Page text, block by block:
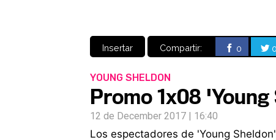
Insertar Compartir: 0 0
YOUNG SHELDON
Promo 1x08
12 de December 2017 | 16:40
Los espectadores de 'Young